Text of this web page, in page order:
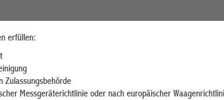
erfüllen:
Zulassungsbehörde
Messgeräterichtlinie oder nach europäischer